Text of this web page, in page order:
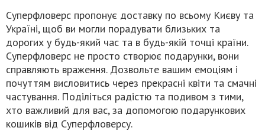
Суперфловерс пропонує доставку по всьому Києву та
Україні, щоб ви могли порадувати близьких та
дорогих у будь-який час та в будь-якій точці країни.
Суперфловерс не просто створює подарунки, вони
справляють враження. Дозвольте вашим емоціям і
почуттям висловитись через прекрасні квіти та смачні
частування. Поділіться радістю та подивом з тими,
хто важливий для вас, за допомогою подарункових
кошиків від Суперфловерсу.